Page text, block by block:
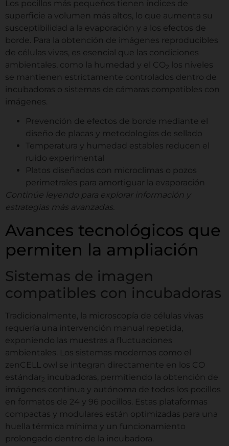
Los pocillos más pequeños tienen índices de
superficie a volumen más altos, lo que aumenta su
susceptibilidad a la evaporación y a los efectos de
borde. Para la obtención de imágenes reproducibles
de células vivas, es esencial que las condiciones
ambientales, como la humedad y el CO2
los niveles
se mantienen estrictamente controlados dentro de
incubadoras o sistemas de cámaras compatibles con
imágenes.
Prevención de efectos de borde mediante el
diseño de placas y metodologías de sellado
Temperatura y humedad estables reducen el
ruido experimental
Platos diseñados con microclimas o pozos
perimetrales para amortiguar la evaporación
Continúe leyendo para explorar información y
estrategias más avanzadas.
Avances tecnológicos que
permiten la ampliación
Sistemas de imagen
compatibles con incubadoras
Tradicionalmente, la microscopía de células vivas
requería una intervención manual repetida,
exponiendo las muestras a fluctuaciones
ambientales. Los sistemas modernos como el
zenCELL owl se integran directamente en los CO
estándar2
incubadoras, permitiendo la obtención de
imágenes continua y autónoma de todos los pocillos
en formatos de 24 y 96 pocillos. Estas plataformas
compactas y modulares están optimizadas para una
huella térmica mínima y un funcionamiento
prolongado dentro de la incubadora.